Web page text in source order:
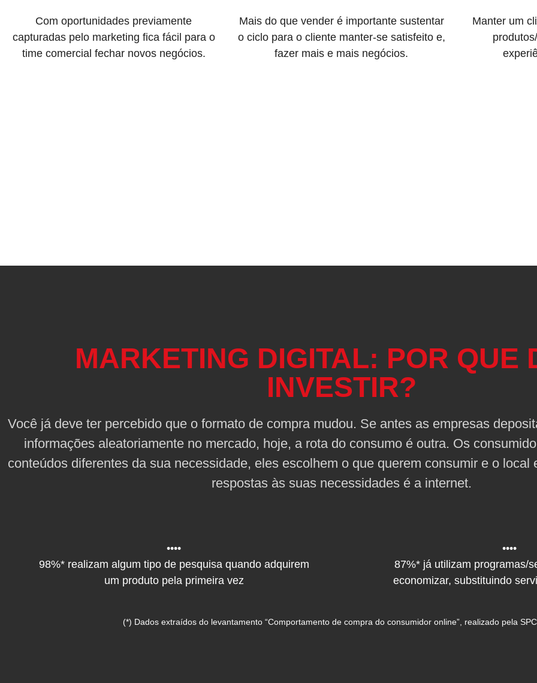
Com oportunidades previamente
capturadas pelo marketing fica fácil para o
time comercial fechar novos negócios.
Mais do que vender é importante sustentar
o ciclo para o cliente manter-se satisfeito e,
fazer mais e mais negócios.
Manter um
MARKETING DIGITAL: POR QUE
INVESTIR?
Você já deve ter percebido que o formato de compra mudou. Se antes as empresas
informações aleatoriamente no mercado, hoje, a rota do consumo é outra. Os
conteúdos diferentes da sua necessidade, eles escolhem o que querem consumir e o local
respostas às suas necessidades é a internet.
••••
98%* realizam algum tipo de pesquisa quando adquirem
um produto pela primeira vez
••••
87%* já utilizam programas/
economizar, substituindo
(*) Dados extraídos do levantamento “Comportamento de compra do consumidor online”, realizado pela